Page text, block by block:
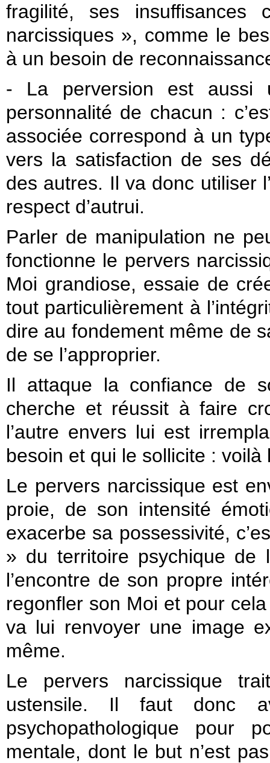
fragilité, ses
narcissiques », comme le
à un besoin de
- La perversion est aussi
personnalité de chacun :
associée correspond à un
vers la satisfaction de ses
des autres. Il va donc utiliser
respect d’autrui.
Parler de manipulation ne
fonctionne le pervers
Moi grandiose, essaie de
tout particulièrement à
dire au fondement même de
de se l’approprier.
Il attaque la confiance de
cherche et réussit à faire
l’autre envers lui est
besoin et qui le sollicite :
Le pervers narcissique est
proie, de son intensité
exacerbe sa possessivité,
» du territoire psychique de
l’encontre de son propre
regonfler son Moi et pour
va lui renvoyer une image
même.
Le pervers narcissique
ustensile. Il faut donc
psychopathologique pour
mentale, dont le but n’est